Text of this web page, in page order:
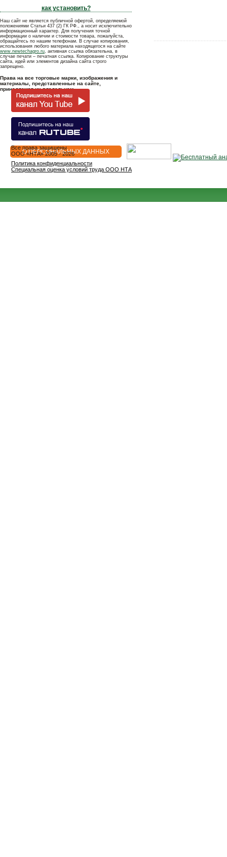
как установить?
Наш сайт не является публичной офертой, определяемой
положениями Статьи 437 (2) ГК РФ., а носит исключительно
информационный характер. Для получения точной
информации о наличии и стоимости товара, пожалуйста,
обращайтесь по нашим телефонам. В случае копирования,
использования любого материала находящегося на сайте
www.newtechagro.ru, активная ссылка обязательна, в
случае печати – печатная ссылка. Копирование структуры
сайта, идей или элементов дизайна сайта строго
запрещено.
Права на все торговые марки, изображения и
материалы, представленные на сайте,
принадлежат их владельцам.
О ПЕРСОНАЛЬНЫХ ДАННЫХ
Все права защищены
OOO «НТА» 2005 - 2026
Политика конфиденциальности
Специальная оценка условий труда ООО НТА